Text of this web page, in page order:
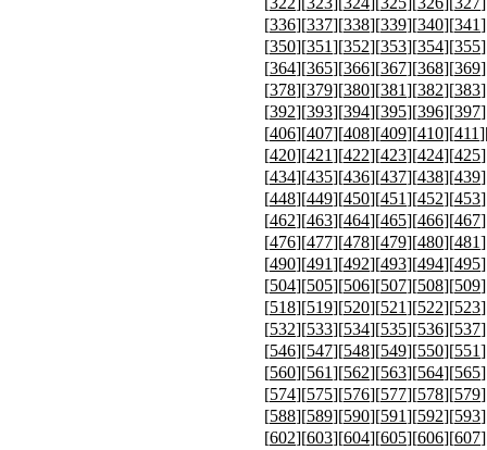
[336][337][338][339][340][341
[350][351][352][353][354][355
[364][365][366][367][368][369
[378][379][380][381][382][383
[392][393][394][395][396][397
[406][407][408][409][410][411
[420][421][422][423][424][425
[434][435][436][437][438][439
[448][449][450][451][452][453
[462][463][464][465][466][467
[476][477][478][479][480][481
[490][491][492][493][494][495
[504][505][506][507][508][509
[518][519][520][521][522][523
[532][533][534][535][536][537
[546][547][548][549][550][551
[560][561][562][563][564][565
[574][575][576][577][578][579
[588][589][590][591][592][593
[602][603][604][605][606][607